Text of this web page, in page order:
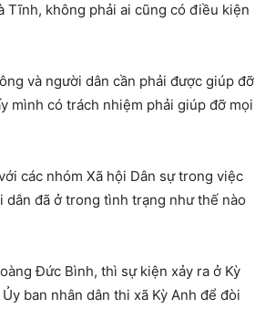
Tĩnh, không phải ai cũng có điều kiện
và người dân cần phải được giúp đỡ
mình có trách nhiệm phải giúp đỡ mọi
các nhóm Xã hội Dân sự trong việc
dân đã ở trong tình trạng như thế nào
Đức Bình, thì sự kiện xảy ra ở Kỳ
ban nhân dân thi xã Kỳ Anh để đòi